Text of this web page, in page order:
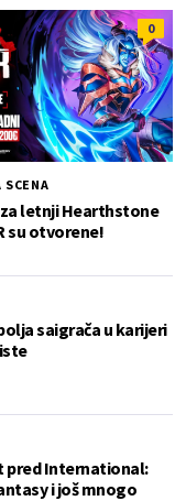
0
SCENA
letnji Hearthstone
su otvorene!
saigrača u karijeri
pred International:
i još mnogo